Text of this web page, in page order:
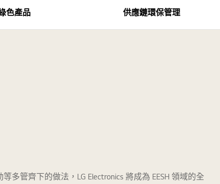
色產品 供應鏈環保管理
管齊下的做法，LG Electronics 將成為 EESH 領域的全